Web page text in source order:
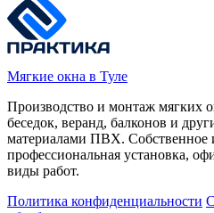
Мягкие окна в Туле
Производство и монтаж мягких
беседок, веранд, балконов и
материалами ПВХ. Собственное
профессиональная установка,
виды работ.
Политика конфиденциальности